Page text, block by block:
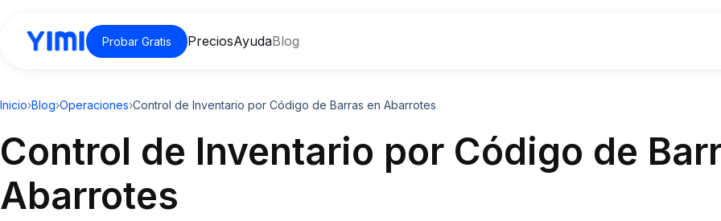
Probar Gratis PreciosAyudaBlog
Inicio›Blog›Operaciones›Control de Inventario por Código de Barras en Abarrotes
Control de Inventario por Código de
Abarrotes